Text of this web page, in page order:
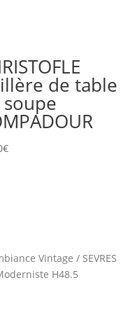
de table
€
Vintage / SEVRES
H48.5